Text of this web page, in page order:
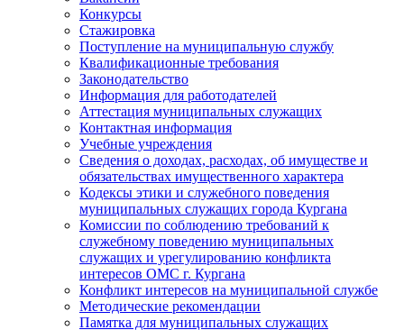
Конкурсы
Стажировка
Поступление на муниципальную службу
Квалификационные требования
Законодательство
Информация для работодателей
Аттестация муниципальных служащих
Контактная информация
Учебные учреждения
Сведения о доходах, расходах, об имуществе и
обязательствах имущественного характера
Кодексы этики и служебного поведения
муниципальных служащих города Кургана
Комиссии по соблюдению требований к
служебному поведению муниципальных
служащих и урегулированию конфликта
интересов ОМС г. Кургана
Конфликт интересов на муниципальной службе
Методические рекомендации
Памятка для муниципальных служащих